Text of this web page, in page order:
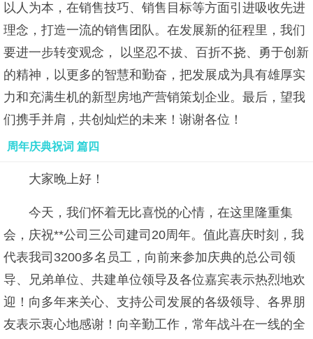
以人为本，在销售技巧、销售目标等方面引进吸收先进
理念，打造一流的销售团队。在发展新的征程里，我们
要进一步转变观念， 以坚忍不拔、百折不挠、勇于创新
的精神，以更多的智慧和勤奋，把发展成为具有雄厚实
力和充满生机的新型房地产营销策划企业。最后，望我
们携手并肩，共创灿烂的未来！谢谢各位！
周年庆典祝词 篇四
大家晚上好！
今天，我们怀着无比喜悦的心情，在这里隆重集
会，庆祝**公司三公司建司20周年。值此喜庆时刻，我
代表我司3200多名员工，向前来参加庆典的总公司领
导、兄弟单位、共建单位领导及各位嘉宾表示热烈地欢
迎！向多年来关心、支持公司发展的各级领导、各界朋
友表示衷心地感谢！向辛勤工作，常年战斗在一线的全